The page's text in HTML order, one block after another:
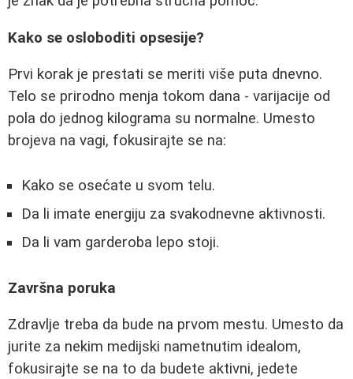
Kako se osloboditi opsesije?
Prvi korak je prestati se meriti više puta dnevno.
Telo se prirodno menja tokom dana - varijacije od
pola do jednog kilograma su normalne. Umesto
brojeva na vagi, fokusirajte se na:
Kako se osećate u svom telu.
Da li imate energiju za svakodnevne aktivnosti.
Da li vam garderoba lepo stoji.
Završna poruka
Zdravlje treba da bude na prvom mestu. Umesto da
jurite za nekim medijski nametnutim idealom,
fokusirajte se na to da budete aktivni, jedete